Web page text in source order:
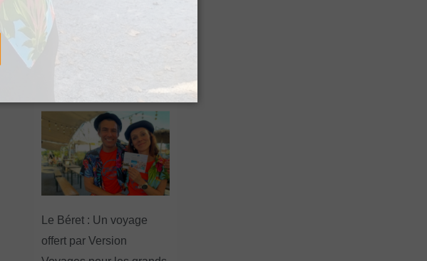
Béarnaises font leur
Le Béret : Un voyage
offert par Version